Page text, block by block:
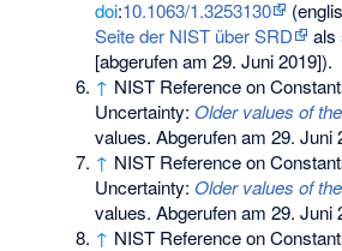
doi:10.1063/1.3253130
Seite der NIST über SRD
als
[abgerufen am 29. Juni 2019]).
↑ NIST Reference on
Uncertainty:Older values of
values. Abgerufen am 29. Juni
↑ NIST Reference on
Uncertainty:Older values of
values. Abgerufen am 29. Juni
↑ NIST Reference on